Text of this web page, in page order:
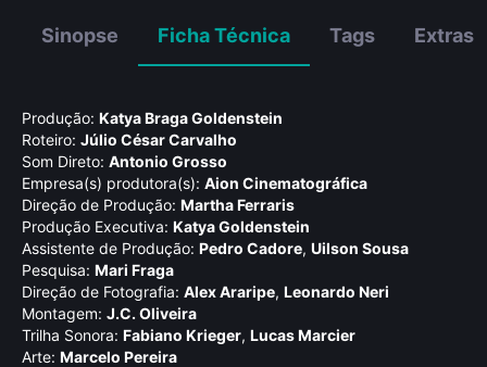
Sinopse Ficha Técnica Tags Extras
Produção: Katya Braga Goldenstein
Roteiro: Júlio César Carvalho
Som Direto: Antonio Grosso
Empresa(s) produtora(s): Aion Cinematográfica
Direção de Produção: Martha Ferraris
Produção Executiva: Katya Goldenstein
Assistente de Produção: Pedro Cadore, Uilson Sousa
Pesquisa: Mari Fraga
Direção de Fotografia: Alex Araripe, Leonardo Neri
Montagem: J.C. Oliveira
Trilha Sonora: Fabiano Krieger, Lucas Marcier
Arte: Marcelo Pereira